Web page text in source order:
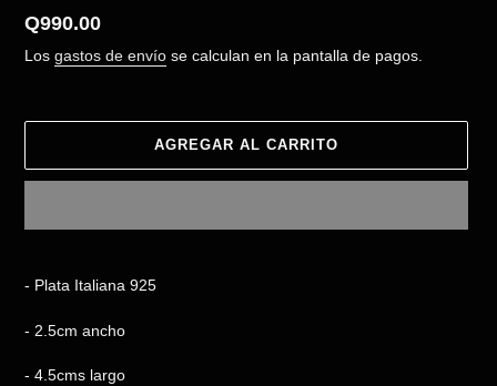
Precio
habitual
Q990.00
Los gastos de envío se calculan en la pantalla de pagos.
AGREGAR AL CARRITO
carrito
- Plata Italiana 925
- 2.5cm ancho
- 4.5cms largo